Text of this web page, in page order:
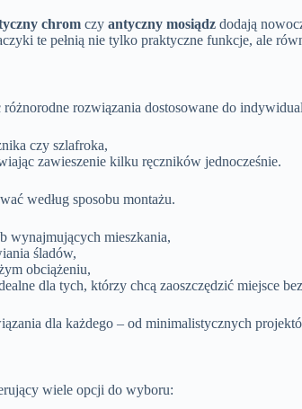
chrom czy antyczny mosiądz dodają
te pełnią nie tylko praktyczne funkcje, ale
różnorodne rozwiązania dostosowane do
czy szlafroka,
zawieszenie kilku ręczników jednocześnie.
według sposobu montażu.
wynajmujących mieszkania,
śladów,
obciążeniu,
dla tych, którzy chcą zaoszczędzić miejsce
dla każdego – od minimalistycznych
wiele opcji do wyboru: